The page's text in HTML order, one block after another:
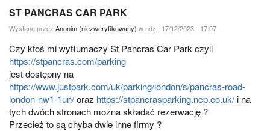
ST PANCRAS CAR PARK
Wysłane przez Anonim (niezweryfikowany) w ndz., 17/12/2023 - 17:07
Czy ktoś mi wytłumaczy St Pancras Car Park czyli
https://stpancras.com/parking
jest dostępny na
https://www.justpark.com/uk/parking/london/s/pancras-road-
london-nw1-1un/oraz https://stpancrasparking.ncp.co.uk/i na
tych dwóch stronach można składać rezerwację ?
Przecież to są chyba dwie inne firmy ?